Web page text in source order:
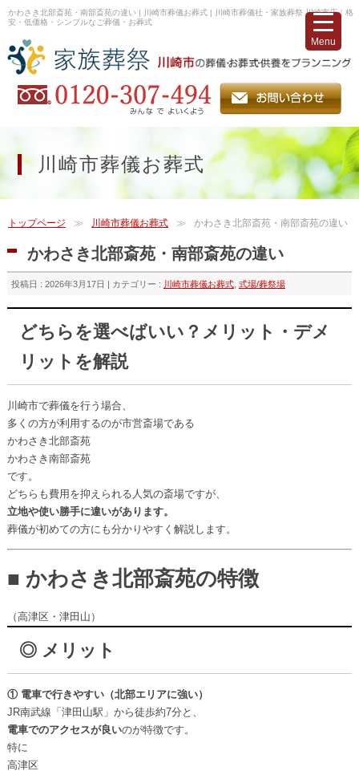
かわさき北部斎苑・南部斎苑の違い | 川崎市葬儀お葬式 | 川崎市葬儀社・家族葬祭 川崎市店｜格
安・低価格・シンプルなご葬儀・お葬式
川崎市葬儀お葬式
トップページ 川崎市葬儀お葬式 かわさき北部斎苑・南部斎苑の違い
かわさき北部斎苑・南部斎苑の違い
投稿日 : 2026年3月17日 | カテゴリー : 川崎市葬儀お葬式, 式場/葬祭場
どちらを選べばいい？メリット・デメ
リットを解説
川崎市で葬儀を行う場合、
多くの方が利用するのが市営斎場である
かわさき北部斎苑
かわさき南部斎苑
です。
どちらも費用を抑えられる人気の斎場ですが、
立地や使い勝手に違いがあります。
葬儀が初めての方にも分かりやすく解説します。
■ かわさき北部斎苑の特徴
（高津区・津田山）
◎ メリット
① 電車で行きやすい（北部エリアに強い）
JR南武線「津田山駅」から徒歩約7分と、
電車でのアクセスが良いのが特徴です。
特に
高津区
Menu